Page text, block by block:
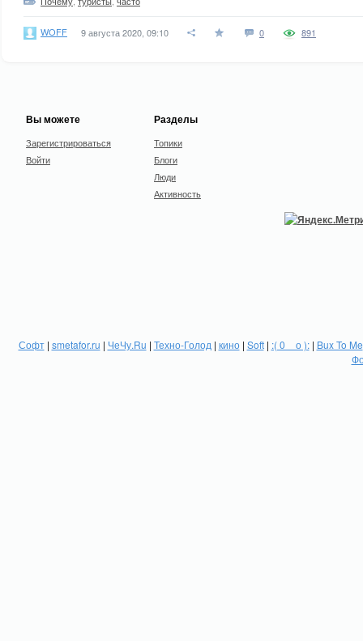
WOFF 9 августа 2020, 09:10 0 891
Вы можете
Зарегистрироваться
Войти
Разделы
Топики
Блоги
Люди
Активность
Софт| smetafor.ru | ЧеЧу.Ru | Техно-Голод | кино| Soft| :( 0 _ о ):| Bux To Me